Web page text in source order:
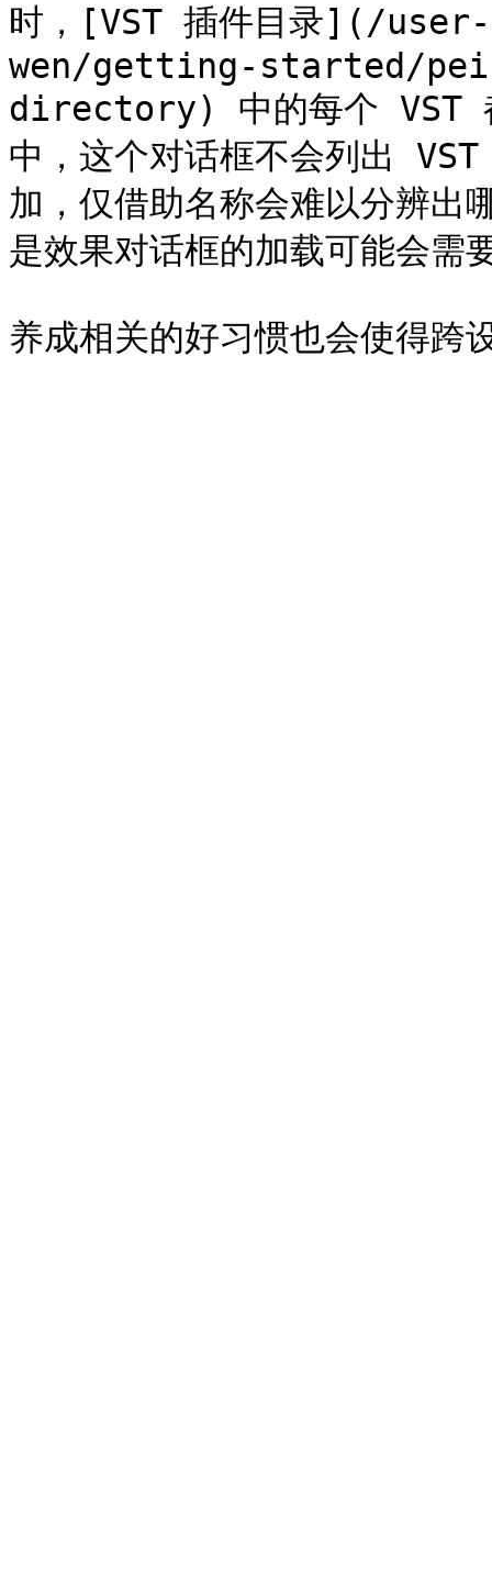
时，[VST 插件目录](/
wen/getting-started/
directory) 中的每个 VST
中，这个对话框不会列出
加，仅借助名称会难以分辨出
是效果对话框的加载可能会需